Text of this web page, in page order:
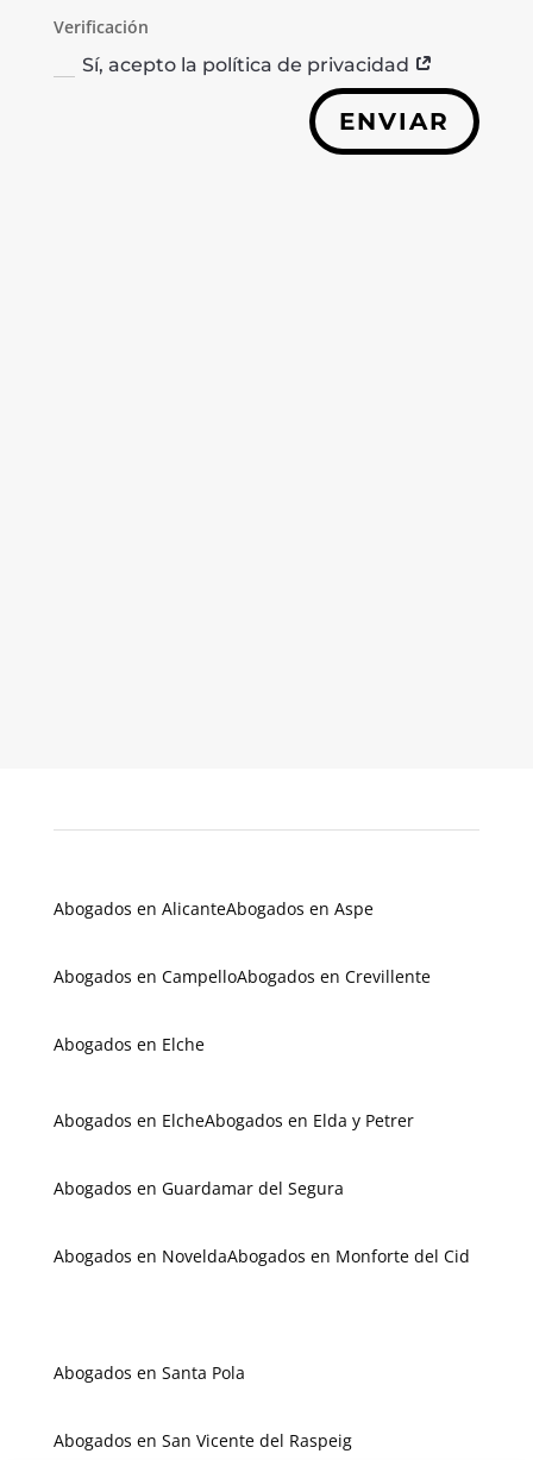
Verificación
Sí, acepto la política de privacidad
ENVIAR
Abogados en AlicanteAbogados en Aspe
Abogados en CampelloAbogados en Crevillente
Abogados en Elche
Abogados en ElcheAbogados en Elda y Petrer
Abogados en Guardamar del Segura
Abogados en NoveldaAbogados en Monforte del Cid
Abogados en Santa Pola
Abogados en San Vicente del Raspeig